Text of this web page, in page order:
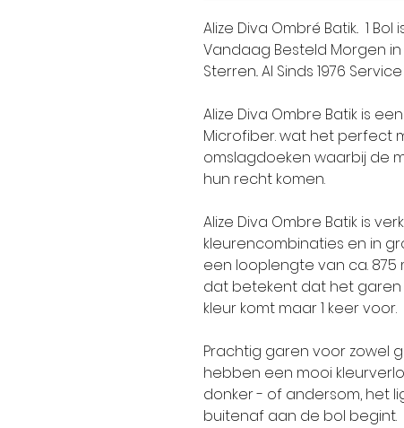
Alize Diva Ombré Batik.. 1
Vandaag Besteld Morgen in
Sterren.. Al Sinds 1976
Alize Diva Ombre Batik is
Microfiber. wat het perfect
omslagdoeken waarbij de
hun recht komen.
Alize Diva Ombre Batik is
kleurencombinaties en in
een looplengte van ca. 875
dat betekent dat het garen
kleur komt maar 1 keer voor.
Prachtig garen voor zowel
hebben een mooi
donker - of andersom, het
buitenaf aan de bol begint.